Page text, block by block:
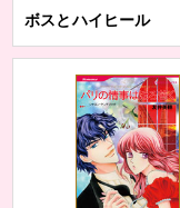
ボスとハイヒール